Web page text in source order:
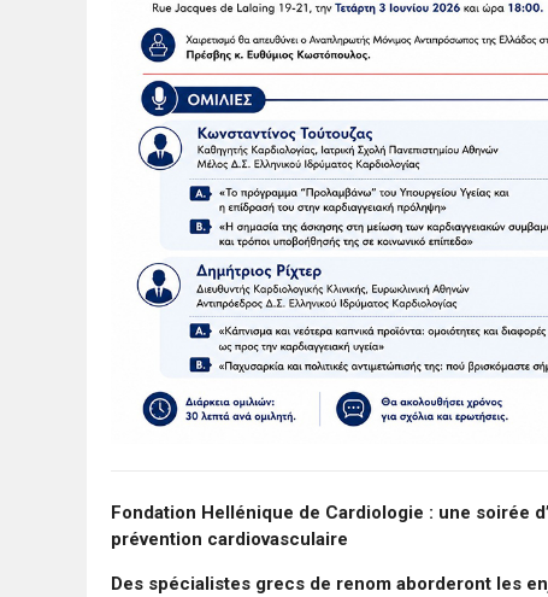
Fondation Hellénique de Cardiologie : une soirée
prévention cardiovasculaire
Des spécialistes grecs de renom aborderont les